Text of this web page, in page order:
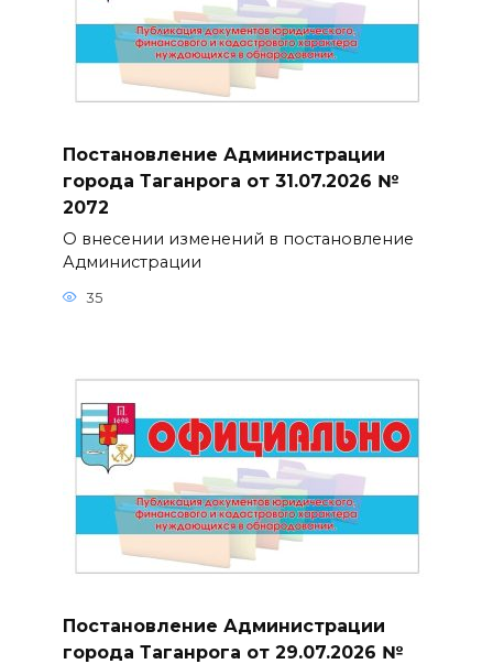
Постановление Администрации
города Таганрога от 31.07.2026 №
2072
О внесении изменений в постановление
Администрации
35
Постановление Администрации
города Таганрога от 29.07.2026 №